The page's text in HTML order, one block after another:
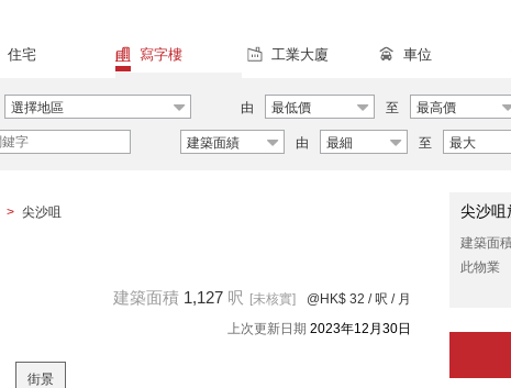
住宅 寫字樓 工業大廈 車位
選擇地區 由 最低價 至 最高價
建築面績 由 最細 至 最大
> 尖沙咀
建築面積 1,127 呎 [未核實] @HK$ 32 / 呎 / 月
上次更新日期 2023年12月30日
街景
尖沙咀
建築面
此物業